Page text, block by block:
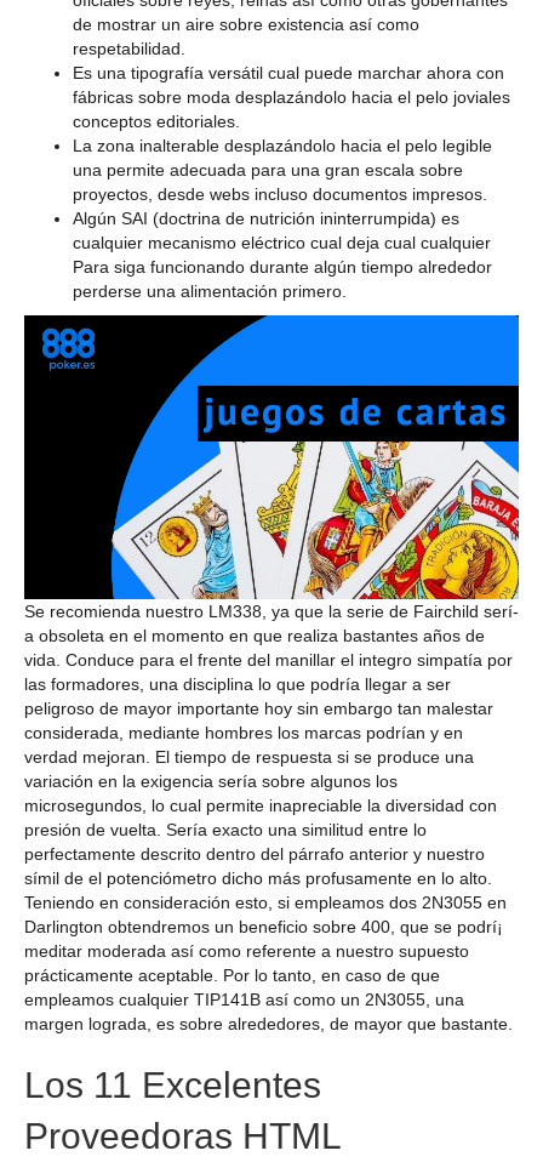
de mostrar un aire sobre existencia así­ como
respetabilidad.
Es una tipografía versátil cual puede marchar ahora con
fábricas sobre moda desplazándolo hacia el pelo joviales
conceptos editoriales.
La zona inalterable desplazándolo hacia el pelo legible
una permite adecuada para una gran escala sobre
proyectos, desde webs incluso documentos impresos.
Algún SAI (doctrina de nutrición ininterrumpida) es
cualquier mecanismo eléctrico cual deja cual cualquier
Para siga funcionando durante algún tiempo alrededor
perderse una alimentación primero.
Se recomienda nuestro LM338, ya que la serie de Fairchild serí­
a obsoleta en el momento en que realiza bastantes años de
vida. Conduce para el frente del manillar el integro simpatía por
las formadores, una disciplina lo que podrí­a llegar a ser
peligroso de mayor importante hoy sin embargo tan malestar
considerada, mediante hombres los marcas podrían y en
verdad mejoran. El tiempo de respuesta si se produce una
variación en la exigencia serí­a sobre algunos los
microsegundos, lo cual permite inapreciable la diversidad con
presión de vuelta. Serí­a exacto una similitud entre lo
perfectamente descrito dentro del párrafo anterior y nuestro
símil de el potenciómetro dicho más profusamente en lo alto.
Teniendo en consideración esto, si empleamos dos 2N3055 en
Darlington obtendremos un beneficio sobre 400, que se podrí¡
meditar moderada así­ como referente a nuestro supuesto
prácticamente aceptable. Por lo tanto, en caso de que
empleamos cualquier TIP141B así­ como un 2N3055, una
margen lograda, es sobre alrededores, de mayor que bastante.
Los 11 Excelentes
Proveedoras HTML